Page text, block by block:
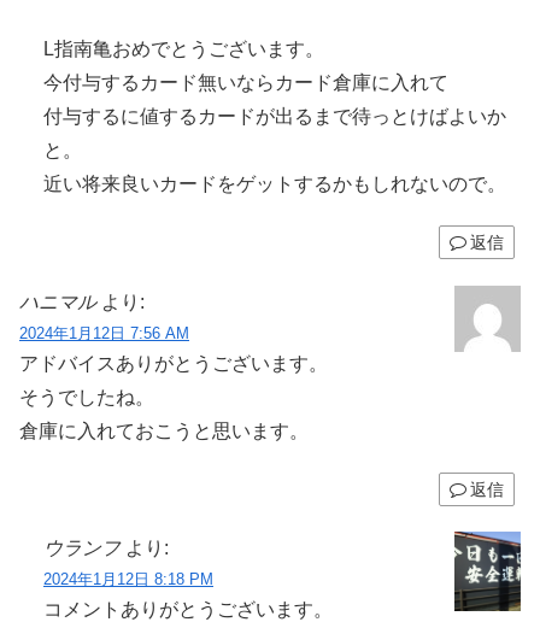
L指南亀おめでとうございます。
今付与するカード無いならカード倉庫に入れて
付与するに値するカードが出るまで待っとけばよいか
と。
近い将来良いカードをゲットするかもしれないので。
返信
ハニマル より:
2024年1月12日 7:56 AM
アドバイスありがとうございます。
そうでしたね。
倉庫に入れておこうと思います。
返信
ウランフ より:
2024年1月12日 8:18 PM
コメントありがとうございます。